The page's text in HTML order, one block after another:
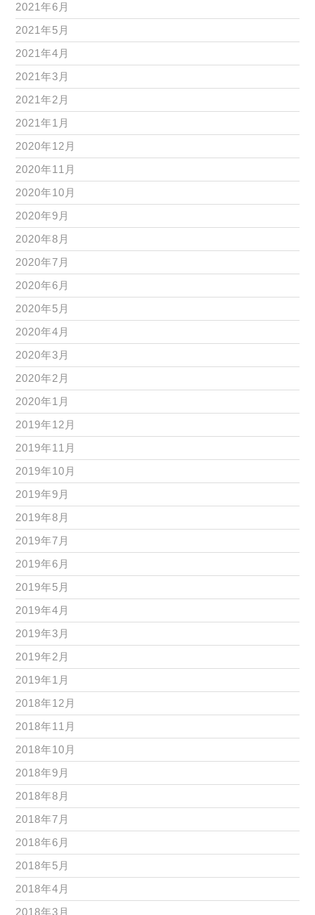
2021年6月
2021年5月
2021年4月
2021年3月
2021年2月
2021年1月
2020年12月
2020年11月
2020年10月
2020年9月
2020年8月
2020年7月
2020年6月
2020年5月
2020年4月
2020年3月
2020年2月
2020年1月
2019年12月
2019年11月
2019年10月
2019年9月
2019年8月
2019年7月
2019年6月
2019年5月
2019年4月
2019年3月
2019年2月
2019年1月
2018年12月
2018年11月
2018年10月
2018年9月
2018年8月
2018年7月
2018年6月
2018年5月
2018年4月
2018年3月